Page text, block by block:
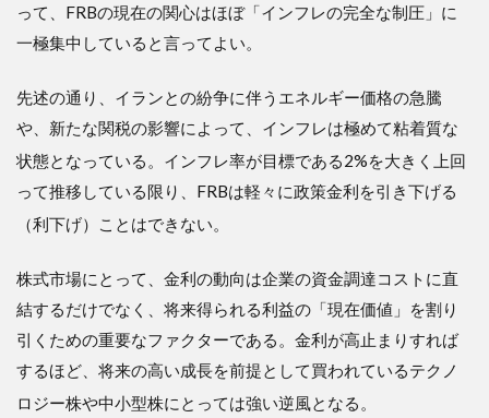
って、FRBの現在の関心はほぼ「インフレの完全な制圧」に
一極集中していると言ってよい。
先述の通り、イランとの紛争に伴うエネルギー価格の急騰
や、新たな関税の影響によって、インフレは極めて粘着質な
状態となっている 。インフレ率が目標である2%を大きく上回
って推移している限り、FRBは軽々に政策金利を引き下げる
（利下げ）ことはできない。
株式市場にとって、金利の動向は企業の資金調達コストに直
結するだけでなく、将来得られる利益の「現在価値」を割り
引くための重要なファクターである。金利が高止まりすれば
するほど、将来の高い成長を前提として買われているテクノ
ロジー株や中小型株にとっては強い逆風となる 。